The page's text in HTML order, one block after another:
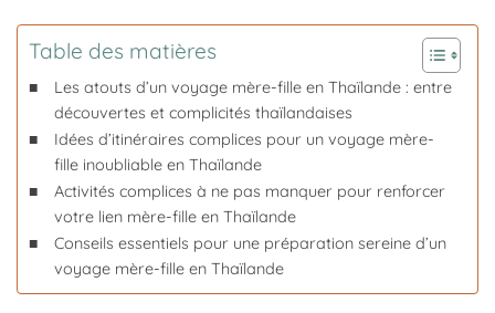
Table des matières
Les atouts d’un voyage mère-fille en Thaïlande : entre
découvertes et complicités thaïlandaises
Idées d’itinéraires complices pour un voyage mère-
fille inoubliable en Thaïlande
Activités complices à ne pas manquer pour renforcer
votre lien mère-fille en Thaïlande
Conseils essentiels pour une préparation sereine d’un
voyage mère-fille en Thaïlande